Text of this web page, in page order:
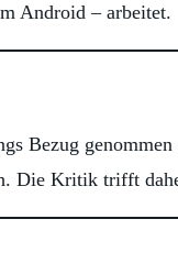
Android – arbeitet.
Bezug
Die Kritik trifft